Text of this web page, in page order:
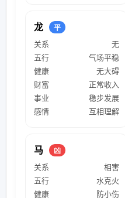
龙 平
关系
无
五行
气场平稳
健康
无大碍
财富
正常收入
事业
稳步发展
感情
互相理解
马 凶
关系
相害
五行
水克火
健康
防小伤